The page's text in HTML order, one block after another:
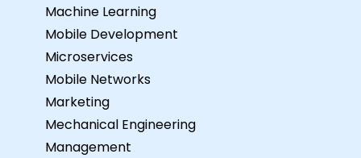
Machine Learning
Mobile Development
Microservices
Mobile Networks
Marketing
Mechanical Engineering
Management